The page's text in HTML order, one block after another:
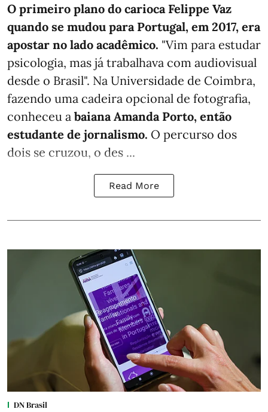
O primeiro plano do carioca Felippe Vaz
quando se mudou para Portugal, em 2017, era
apostar no lado acadêmico. "Vim para estudar
psicologia, mas já trabalhava com audiovisual
desde o Brasil". Na Universidade de Coimbra,
fazendo uma cadeira opcional de fotografia,
conheceu a baiana Amanda Porto, então
estudante de jornalismo. O percurso dos
dois se cruzou, o des ...
Read More
DN Brasil